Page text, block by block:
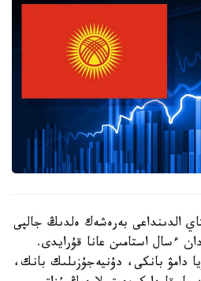
الدىنداعى بەرەشەك ەلدىڭ جالپى
20 پايىزدان ءسال استامىن عانا قۇرايدى.
دامۋ بانكى، دۇنيەجۇزىلىك بانك،